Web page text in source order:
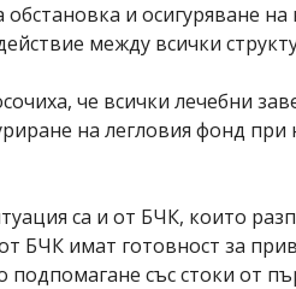
и осигуряване
между всички
че всички лечебни
на легловия фонд
са и от БЧК, които
БЧК имат готовност за
със стоки от